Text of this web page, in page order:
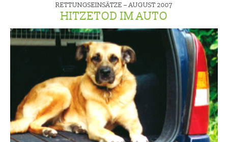
RETTUNGSEINSÄTZE – AUGUST 2007
HITZETOD IM AUTO